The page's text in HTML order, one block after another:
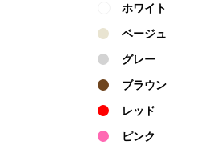
ホワイト
ベージュ
グレー
ブラウン
レッド
ピンク